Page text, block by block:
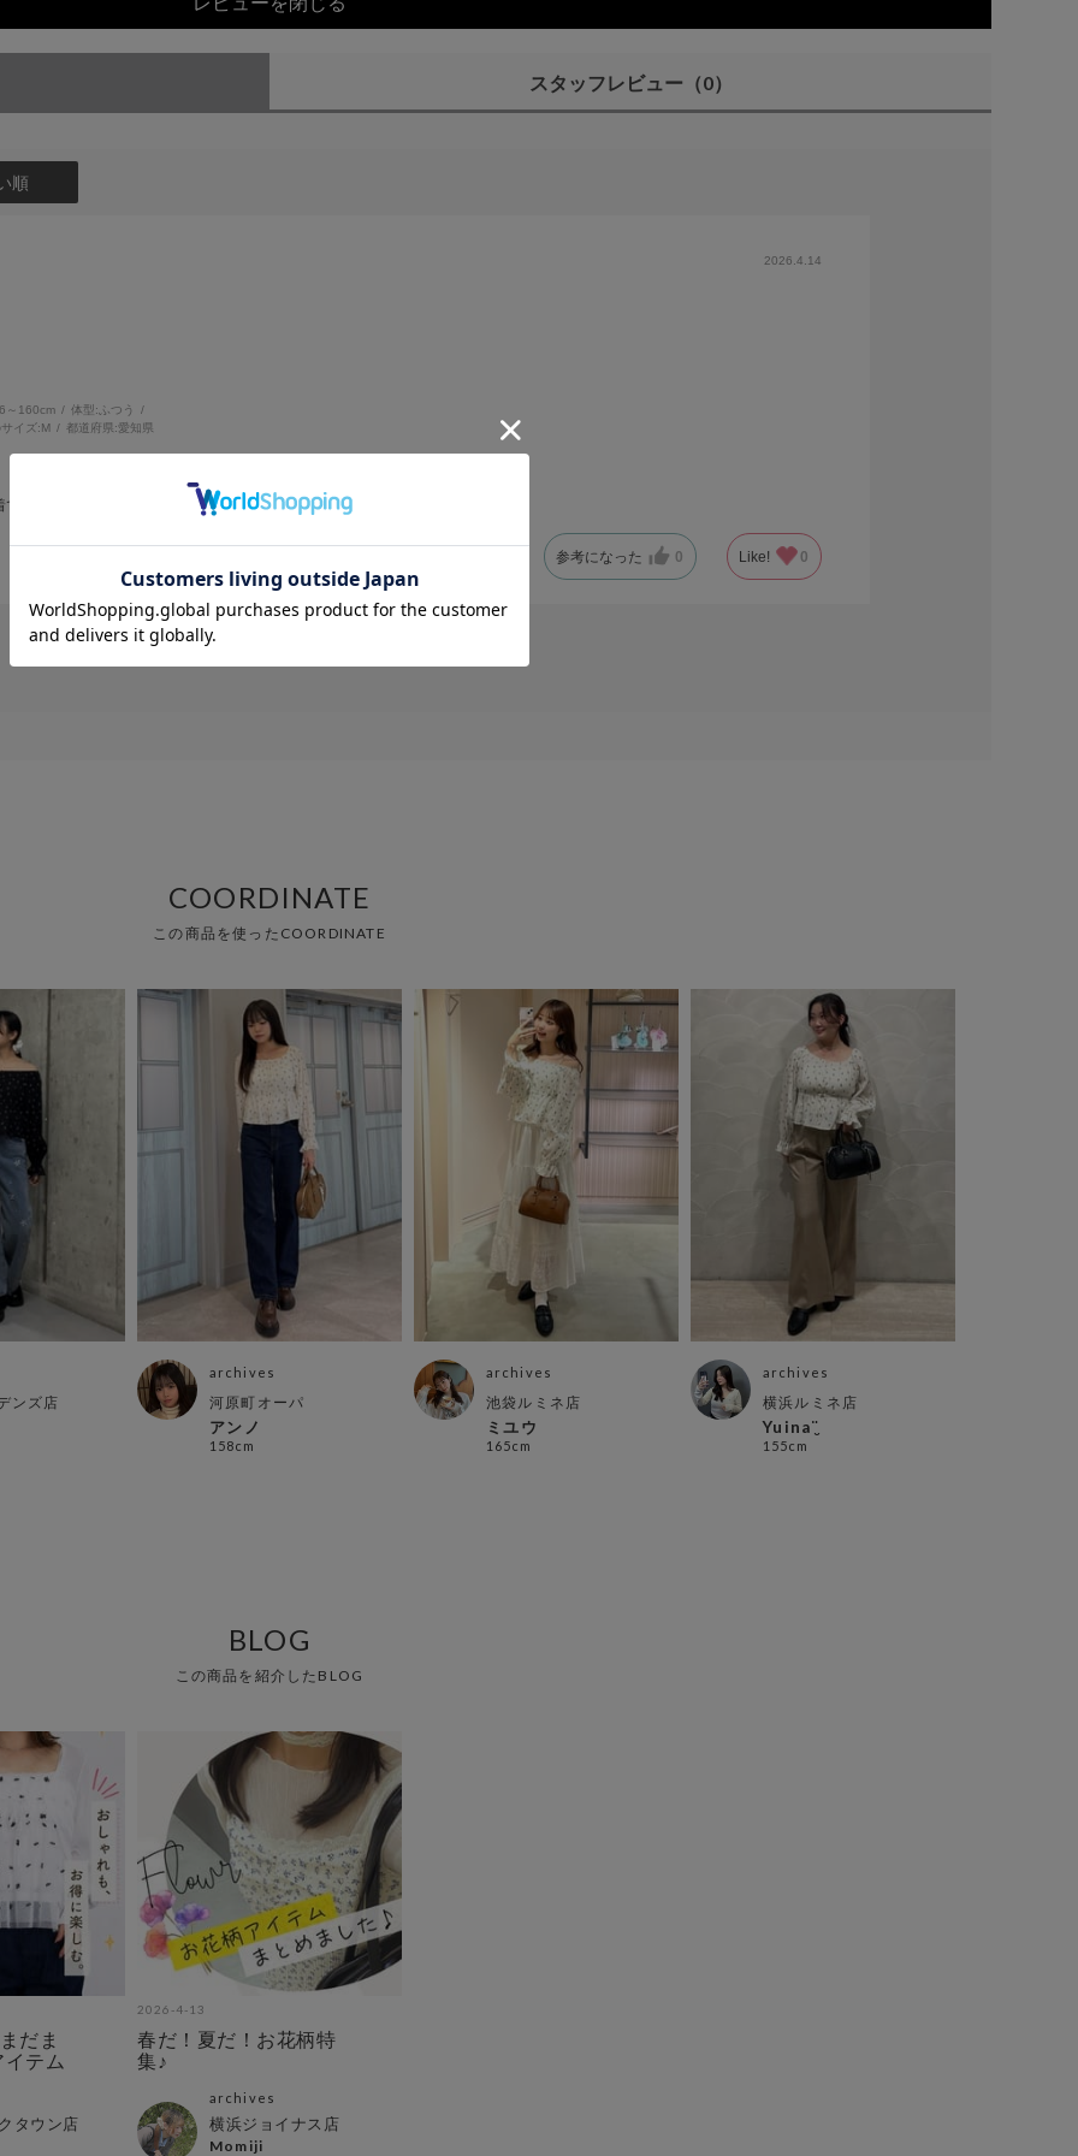
スタッフレビュー （0）
順
2026.4.14
～160cm 体型: ふつう
イズ:M 都道府県:愛知県
も首周りのデザインが可愛いと思います。
参考になった 0 Like! 0
COORDINATE
この商品を使ったCOORDINATE
ンズ店
archives
河原町オーパ
アンノ
158cm
archives
池袋ルミネ店
ミユウ
165cm
archives
横浜ルミネ店
Yuina¨̮
155cm
BLOG
この商品を紹介したBLOG
だま
イテム
タウン店
2026-4-13
春だ！夏だ！お花柄特
集♪
archives
横浜ジョイナス店
Momiji